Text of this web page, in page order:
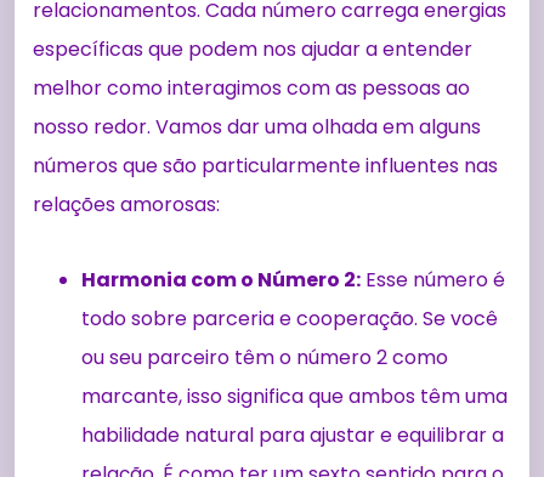
relacionamentos. Cada número carrega energias
específicas que podem nos ajudar a entender
melhor como interagimos com as pessoas ao
nosso redor. Vamos dar uma olhada em alguns
números que são particularmente influentes nas
relações amorosas:
Harmonia com o Número 2: Esse número é
todo sobre parceria e cooperação. Se você
ou seu parceiro têm o número 2 como
marcante, isso significa que ambos têm uma
habilidade natural para ajustar e equilibrar a